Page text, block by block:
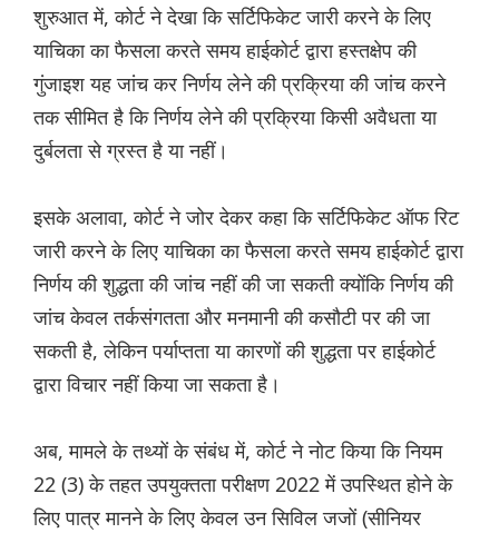
शुरुआत में, कोर्ट ने देखा कि सर्टिफिकेट जारी करने के लिए
याचिका का फैसला करते समय हाईकोर्ट द्वारा हस्तक्षेप की
गुंजाइश यह जांच कर निर्णय लेने की प्रक्रिया की जांच करने
तक सीमित है कि निर्णय लेने की प्रक्रिया किसी अवैधता या
दुर्बलता से ग्रस्त है या नहीं।
इसके अलावा, कोर्ट ने जोर देकर कहा कि सर्टिफिकेट ऑफ रिट
जारी करने के लिए याचिका का फैसला करते समय हाईकोर्ट द्वारा
निर्णय की शुद्धता की जांच नहीं की जा सकती क्योंकि निर्णय की
जांच केवल तर्कसंगतता और मनमानी की कसौटी पर की जा
सकती है, लेकिन पर्याप्तता या कारणों की शुद्धता पर हाईकोर्ट
द्वारा विचार नहीं किया जा सकता है।
अब, मामले के तथ्यों के संबंध में, कोर्ट ने नोट किया कि नियम
22 (3) के तहत उपयुक्तता परीक्षण 2022 में उपस्थित होने के
लिए पात्र मानने के लिए केवल उन सिविल जजों (सीनियर